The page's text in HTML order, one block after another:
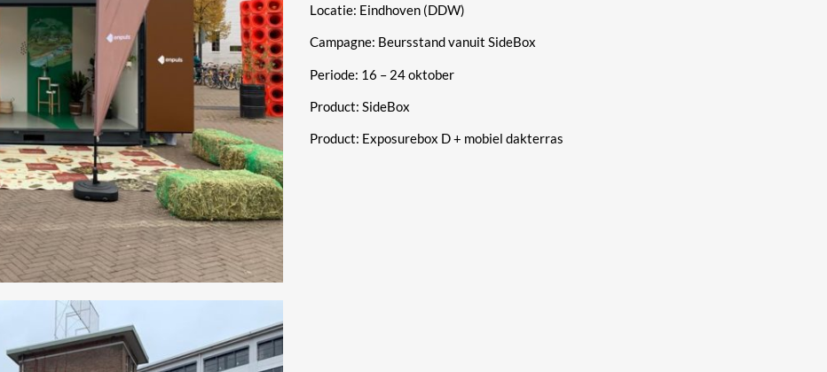
Locatie: Eindhoven (DDW)
Campagne: Beursstand vanuit SideBox
Periode: 16 – 24 oktober
Product: SideBox
Product: Exposurebox D + mobiel dakterras